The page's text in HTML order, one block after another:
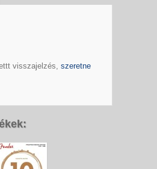
visszajelzés, szeretne